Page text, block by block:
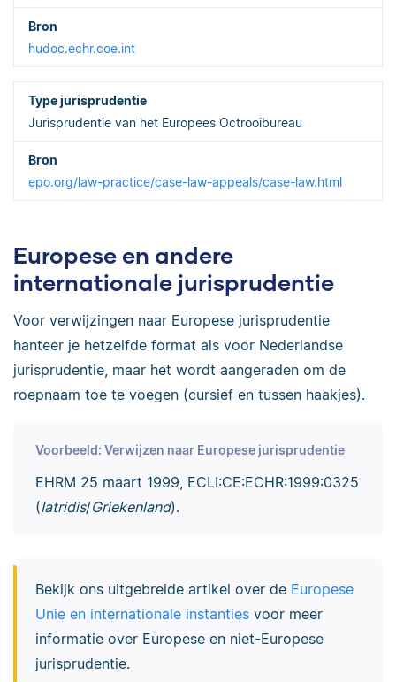
hudoc.echr.coe.int
Jurisprudentie van het Europees Octrooibureau
epo.org/law-practice/case-law-appeals/case-law.html
Europese en andere
internationale jurisprudentie
Voor verwijzingen naar Europese jurisprudentie
hanteer je hetzelfde format als voor Nederlandse
jurisprudentie, maar het wordt aangeraden om de
roepnaam toe te voegen (cursief en tussen haakjes).
Voorbeeld: Verwijzen naar Europese jurisprudentie
EHRM 25 maart 1999, ECLI:CE:ECHR:1999:0325
(Iatridis/Griekenland).
Bekijk ons uitgebreide artikel over deEuropese
Unie en internationale instantiesvoor meer
informatie over Europese en niet-Europese
jurisprudentie.